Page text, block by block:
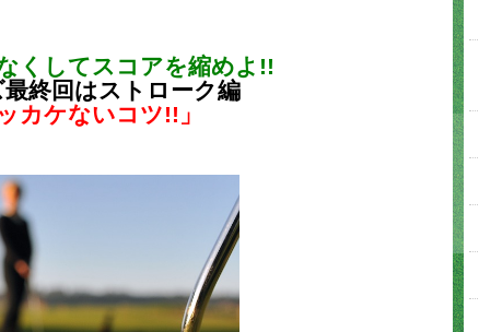
くしてスコアを縮めよ!!
終回はストローク編
カケないコツ!!」